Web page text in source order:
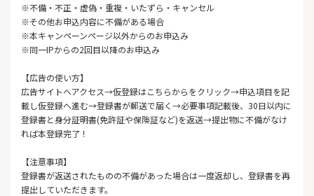
※不備・不正・虚偽・重複・いたずら・キャンセル
※その他お申込内容に不備がある場合
※本キャンペーンページ以外からのお申込み
※同一IPからの2回目以降のお申込み
【広告の使い方】
広告サイトへアクセス→仮登録はこちらからをクリック→申込項目を記
載し仮登録へ進む→登録書が郵送で届く→必要事項記載後、30日以内に
登録書と身分証明書(免許証や保険証など)を返送→提出物に不備がなけ
れば本登録完了！
【注意事項】
登録書が返送されたものの不備があった場合は一度返却し、登録書を再
提出していただきます。